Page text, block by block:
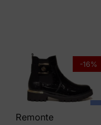
-16%
Remonte